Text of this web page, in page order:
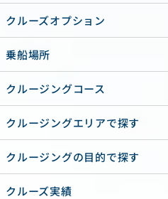
クルーズオプション
乗船場所
クルージングコース
クルージングエリアで探す
クルージングの目的で探す
クルーズ実績